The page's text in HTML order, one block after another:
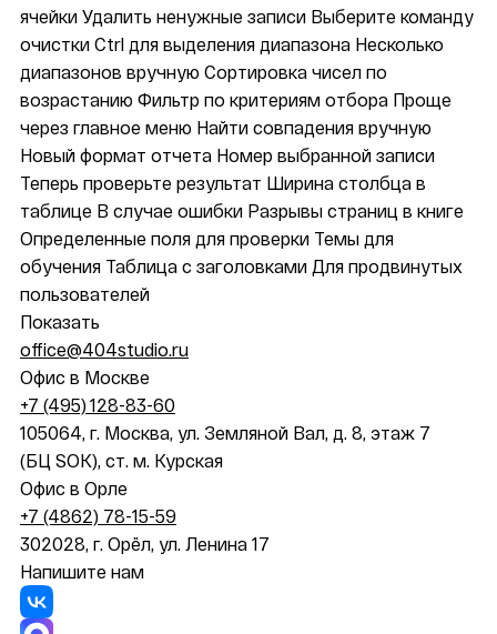
ячейки Удалить ненужные записи Выберите команду
очистки Ctrl для выделения диапазона Несколько
диапазонов вручную Сортировка чисел по
возрастанию Фильтр по критериям отбора Проще
через главное меню Найти совпадения вручную
Новый формат отчета Номер выбранной записи
Теперь проверьте результат Ширина столбца в
таблице В случае ошибки Разрывы страниц в книге
Определенные поля для проверки Темы для
обучения Таблица с заголовками Для продвинутых
пользователей
Показать
office@404studio.ru
Офис в Москве
+7 (495) 128-83-60
105064, г. Москва, ул. Земляной Вал, д. 8, этаж 7
(БЦ SOK), ст. м. Курская
Офис в Орле
+7 (4862) 78-15-59
302028, г. Орёл, ул. Ленина 17
Напишите нам